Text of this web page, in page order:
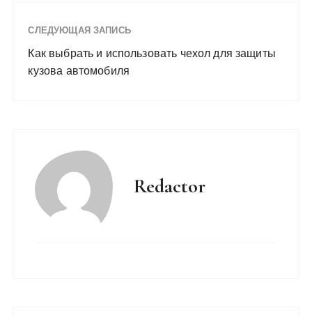
СЛЕДУЮЩАЯ ЗАПИСЬ
Как выбрать и использовать чехол для защиты
кузова автомобиля
Redactor